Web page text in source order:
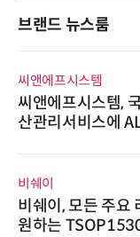
브랜드 뉴스룸
씨앤에프시스템
씨앤에프시스템,
산관리서비스에
비쉐이
비쉐이, 모든 주요
원하는